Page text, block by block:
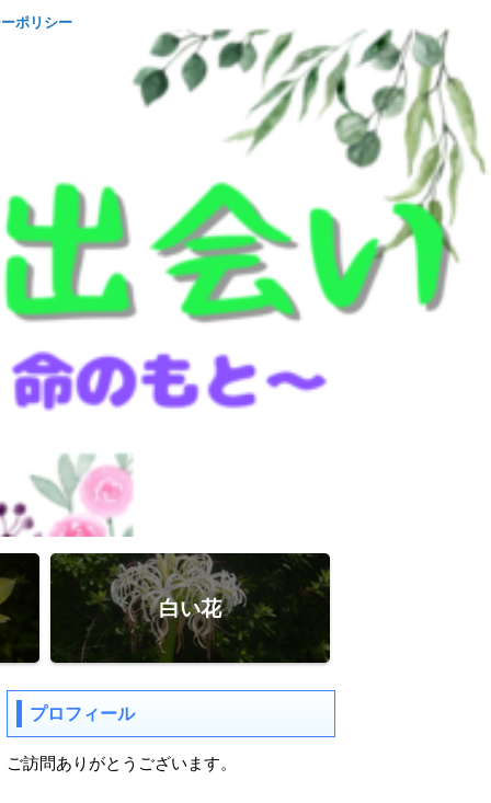
ポリシー
白い花
プロフィール
ご訪問ありがとうございます。